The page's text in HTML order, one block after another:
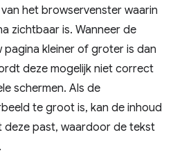
het browservenster waarin
zichtbaar is. Wanneer de
kleiner of groter is dan
deze mogelijk niet correct
schermen. Als de
te groot is, kan de inhoud
deze past, waardoor de tekst